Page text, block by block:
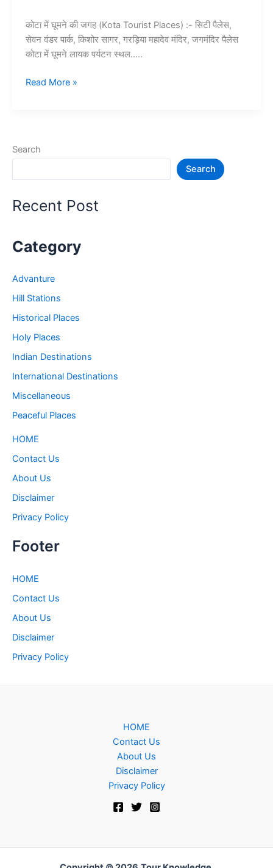
कोटा में घूमने की जगह (Kota Tourist Places) :- सिटी पैलेस,
सेवन वंडर पार्क, किशोर सागर, गरड़िया महादेव मंदिर, जगमंदिर पैलेस
कोटा में घूमने लायक पर्यटन स्थल…..
10+
जगह
Places
Read More »
Search
Search
Recent Post
Category
Advanture
Hill Stations
Historical Places
Holy Places
Indian Destinations
International Destinations
Miscellaneous
Peaceful Places
HOME
Contact Us
About Us
Disclaimer
Privacy Policy
Footer
HOME
Contact Us
About Us
Disclaimer
Privacy Policy
HOME
Contact Us
About Us
Disclaimer
Privacy Policy